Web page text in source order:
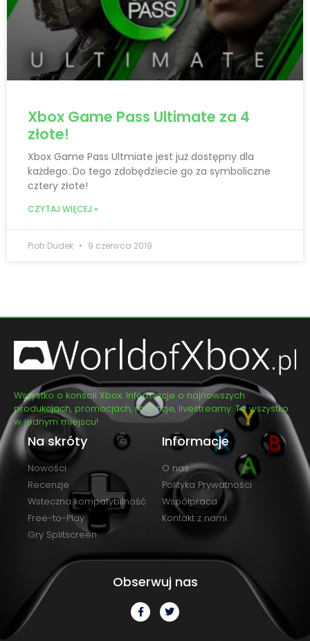
Xbox Game Pass Ultimate za 4
złote!
Xbox Game Pass Ultmiate jest już dostępny dla
każdego. Do tego zdobędziecie go za symboliczne
cztery złote!
CZYTAJ WIĘCEJ »
Piotr Dudek 9 czerwca 2019
Wszystko o konsoli Xbox. Informacje o najnowszych
produkcjach, promocjach, recenzje, livestreamy. To wszystko
w jednym miejscu!
Na skróty
Nowości
Recenzje
Wsteczna kompatybilność
Free-to-Play
Gry Splitscreen
Informacje
O nas
Polityka Prywatności
Współpraca
Kontakt z nami
Obserwuj nas